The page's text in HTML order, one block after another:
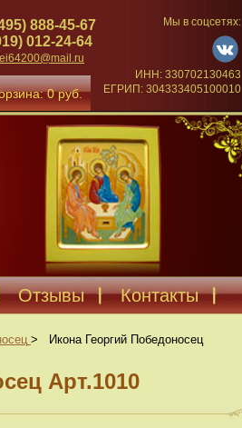
888-45-67
012-24-64
0 руб.
Мы в соцсетях:
ИНН: 330702130463
ЕГРИП: 304333405100010
Отзывы Контакты
>
Икона Георгий Победоносец
Арт.1010